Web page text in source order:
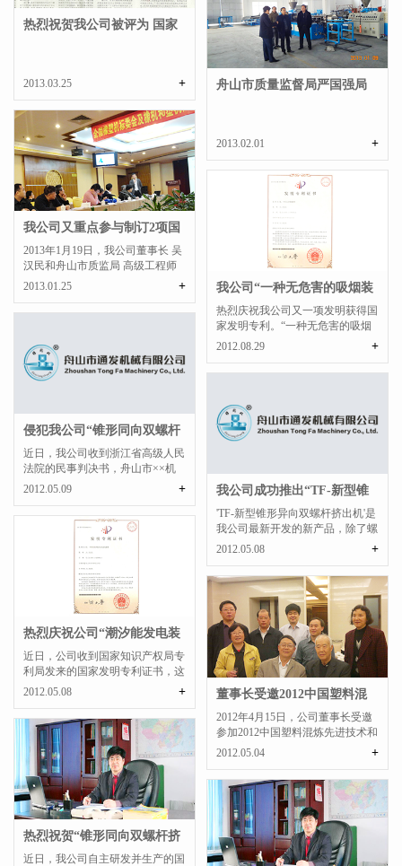
热烈祝贺我公司被评为 国家
2013.03.25 +
舟山市质量监督局严国强局
2013.02.01 +
我公司又重点参与制订2项国
家行业标准
2013年1月19日，我公司董事长 吴
汉民和舟山市质监局 高级工程师
潘工在厦门 参加了“...
2013.01.25 +
我公司“一种无危害的吸烟装
置”获得国家发...
热烈庆祝我公司又一项发明获得国
家发明专利。“一种无危害的吸烟
装置”本项目是利用本...
2012.08.29 +
侵犯我公司“锥形同向双螺杆
挤出机”发明专...
近日，我公司收到浙江省高级人民
法院的民事判决书，舟山市××机
械有限公司侵犯我公司...
2012.05.09 +
我公司成功推出“TF-新型锥
形异向双螺杆挤...
'TF-新型锥形异向双螺杆挤出机'是
我公司最新开发的新产品，除了螺
杆以外，其他所有部...
2012.05.08 +
热烈庆祝公司“潮汐能发电装
置”获得国家发...
近日，公司收到国家知识产权局专
利局发来的国家发明专利证书，这
标志着我公司的“潮汐...
2012.05.08 +
董事长受邀2012中国塑料混
炼先进技术和设备...
2012年4月15日，公司董事长受邀
参加2012中国塑料混炼先进技术和
设备应用研讨会，并在...
2012.05.04 +
热烈祝贺“锥形同向双螺杆挤
出机”获“浙江...
近日，我公司自主研发并生产的国